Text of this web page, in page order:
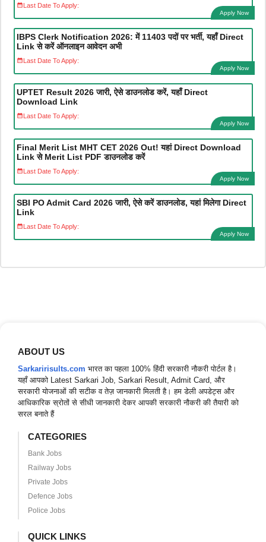
Last Date To Apply:
Apply Now
IBPS Clerk Notification 2026: में 11403 पदों पर भर्ती, यहाँ Direct
Link से करें ऑनलाइन आवेदन अभी
Last Date To Apply:
Apply Now
UPTET Result 2026 जारी, ऐसे डाउनलोड करें, यहाँ Direct
Download Link
Last Date To Apply:
Apply Now
Final Merit List MHT CET 2026 Out! यहां Direct Download
Link से Merit List PDF डाउनलोड करें
Last Date To Apply:
Apply Now
SBI PO Admit Card 2026 जारी, ऐसे करें डाउनलोड, यहां मिलेगा Direct
Link
Last Date To Apply:
Apply Now
ABOUT US
Sarkaririsults.com भारत का पहला 100% हिंदी सरकारी नौकरी पोर्टल है।
यहाँ आपको Latest Sarkari Job, Sarkari Result, Admit Card, और
सरकारी योजनाओं की सटीक व तेज़ जानकारी मिलती है। हम डेली अपडेट्स और
आधिकारिक स्रोतों से सीधी जानकारी देकर आपकी सरकारी नौकरी की तैयारी को
सरल बनाते हैं
CATEGORIES
Bank Jobs
Railway Jobs
Private Jobs
Defence Jobs
Police Jobs
QUICK LINKS